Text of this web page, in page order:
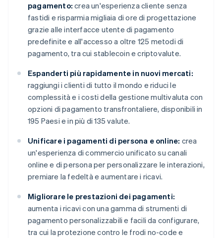
pagamento: crea un'esperienza cliente senza
fastidi e risparmia migliaia di ore di progettazione
grazie alle interfacce utente di pagamento
predefinite e all'accesso a oltre 125 metodi di
pagamento, tra cui stablecoin e criptovalute.
Espanderti più rapidamente in nuovi mercati:
raggiungi i clienti di tutto il mondo e riduci le
complessità e i costi della gestione multivaluta con
opzioni di pagamento transfrontaliere, disponibili in
195 Paesi e in più di 135 valute.
Unificare i pagamenti di persona e online: crea
un'esperienza di commercio unificato su canali
online e di persona per personalizzare le interazioni,
premiare la fedeltà e aumentare i ricavi.
Migliorare le prestazioni dei pagamenti:
aumenta i ricavi con una gamma di strumenti di
pagamento personalizzabili e facili da configurare,
tra cui la protezione contro le frodi no-code e